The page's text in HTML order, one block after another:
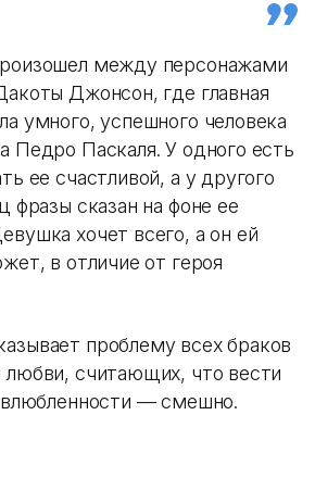
между персонажами
Джонсон, где главная
умного, успешного человека
Педро Паскаля. У одного есть
ее счастливой, а у другого
фразы сказан на фоне ее
хочет всего, а он ей
в отличие от героя
проблему всех браков
считающих, что вести
влюбленности — смешно.